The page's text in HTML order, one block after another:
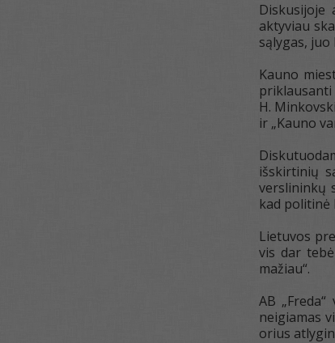
Diskusijoje
aktyviau
sąlygas,
Kauno
H.
ir „Kauno
išskirtinių
verslininkų
kad
Lietuvos
vis dar
mažiau“.
AB
neigiamas
orius